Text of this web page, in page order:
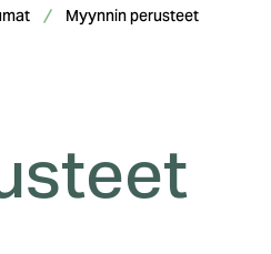
Myynnin perusteet